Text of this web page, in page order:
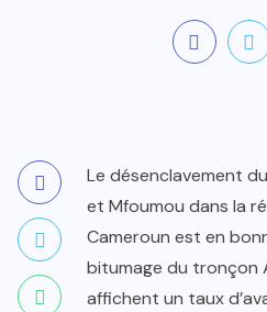
Le désenclavement
et Mfoumou dans la
Cameroun est en
bitumage du tronçon
affichent un taux